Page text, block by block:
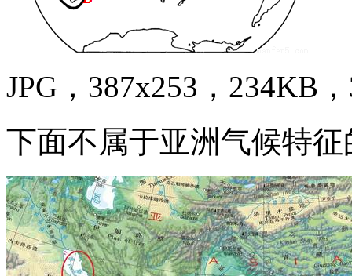
JPG，387x253，234KB
下面不属于亚洲气候特征